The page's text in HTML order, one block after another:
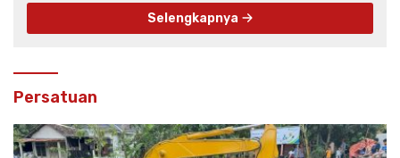
Selengkapnya
Persatuan